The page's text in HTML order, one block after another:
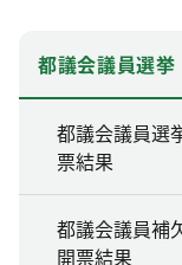
都議会議員選
都議会議員選
票結果
都議会議員補
開票結果